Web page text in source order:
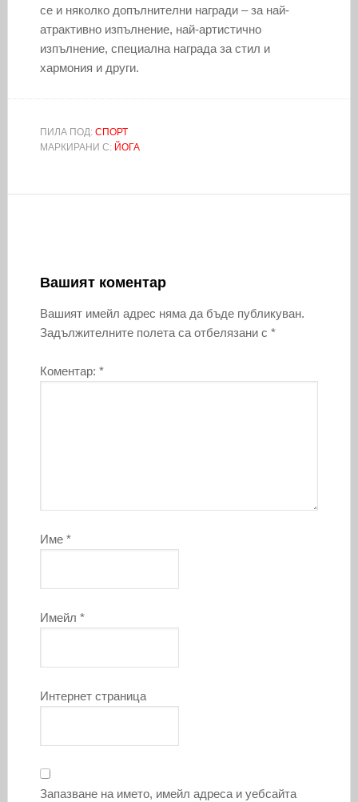
се и няколко допълнителни награди – за най-
атрактивно изпълнение, най-артистично
изпълнение, специална награда за стил и
хармония и други.
ПИЛА ПОД: СПОРТ
МАРКИРАНИ С: ЙОГА
Вашият коментар
Вашият имейл адрес няма да бъде публикуван.
Задължителните полета са отбелязани с *
Коментар: *
Име *
Имейл *
Интернет страница
Запазване на името, имейл адреса и уебсайта